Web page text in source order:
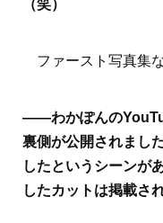
（笑）
ファースト写真集
――わかぽんの
裏側が公開されまし
したというシーンが
したカットは掲載さ